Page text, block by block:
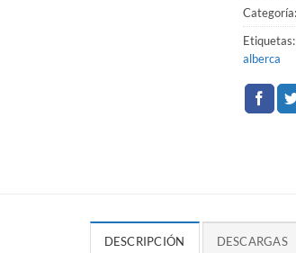
Categoría:
Etiquetas:
alberca
DESCRIPCIÓN DESCARGAS